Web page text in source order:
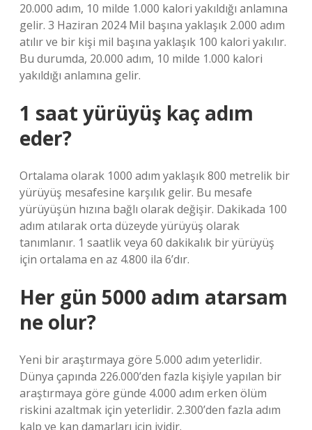
20.000 adım, 10 milde 1.000 kalori yakıldığı anlamına
gelir. 3 Haziran 2024 Mil başına yaklaşık 2.000 adım
atılır ve bir kişi mil başına yaklaşık 100 kalori yakılır.
Bu durumda, 20.000 adım, 10 milde 1.000 kalori
yakıldığı anlamına gelir.
1 saat yürüyüş kaç adım
eder?
Ortalama olarak 1000 adım yaklaşık 800 metrelik bir
yürüyüş mesafesine karşılık gelir. Bu mesafe
yürüyüşün hızına bağlı olarak değişir. Dakikada 100
adım atılarak orta düzeyde yürüyüş olarak
tanımlanır. 1 saatlik veya 60 dakikalık bir yürüyüş
için ortalama en az 4.800 ila 6’dır.
Her gün 5000 adım atarsam
ne olur?
Yeni bir araştırmaya göre 5.000 adım yeterlidir.
Dünya çapında 226.000’den fazla kişiyle yapılan bir
araştırmaya göre günde 4.000 adım erken ölüm
riskini azaltmak için yeterlidir. 2.300’den fazla adım
kalp ve kan damarları için iyidir.